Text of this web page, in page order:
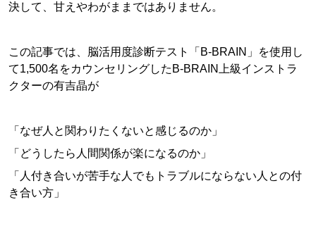
決して、甘えやわがままではありません。
この記事では、脳活用度診断テスト「B-BRAIN」を使用し
て1,500名をカウンセリングしたB-BRAIN上級インストラ
クターの有吉晶が
「なぜ人と関わりたくないと感じるのか」
「どうしたら人間関係が楽になるのか」
「人付き合いが苦手な人でもトラブルにならない人との付
き合い方」